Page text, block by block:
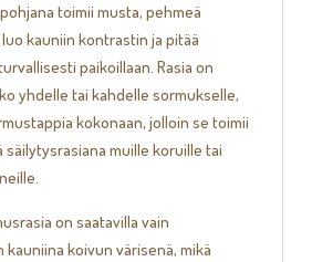
toimii musta, pehmeä
kauniin kontrastin ja pitää
paikoillaan. Rasia on
yhdelle tai kahdelle sormukselle,
kokonaan, jolloin se toimii
säilytysrasiana muille koruille tai
on saatavilla vain
koivun värisenä, mikä